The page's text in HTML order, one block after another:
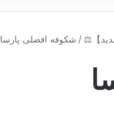
/ شکوفه افضلی پارسا